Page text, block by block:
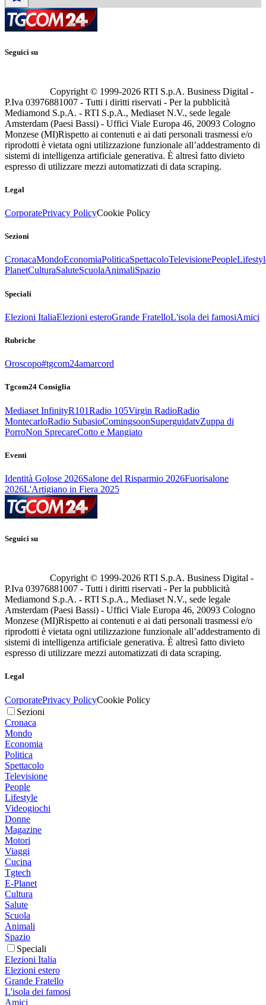
Seguici su
Copyright © 1999-2026 RTI S.p.A. Business Digital -
P.Iva 03976881007 - Tutti i diritti riservati - Per la pubblicità
Mediamond S.p.A. - RTI S.p.A., Mediaset N.V., sede legale
Amsterdam (Paesi Bassi) - Uffici Viale Europa 46, 20093 Cologno
Monzese (MI)Rispetto ai contenuti e ai dati personali trasmessi e/o
riprodotti è vietata ogni utilizzazione funzionale all’addestramento di
sistemi di intelligenza artificiale generativa. È altresì fatto divieto
espresso di utilizzare mezzi automatizzati di data scraping.
Legal
CorporatePrivacy PolicyCookie Policy
Sezioni
CronacaMondoEconomiaPoliticaSpettacoloTelevisionePeople
PlanetCulturaSaluteScuolaAnimaliSpazio
Speciali
Elezioni ItaliaElezioni esteroGrande FratelloL'isola dei famosiAmici
Rubriche
Oroscopo#tgcom24amarcord
Tgcom24 Consiglia
Mediaset InfinityR101Radio 105Virgin RadioRadio
MontecarloRadio SubasioComingsoonSuperguidatvZuppa di
PorroNon SprecareCotto e Mangiato
Eventi
Identità Golose 2026Salone del Risparmio 2026Fuorisalone
2026L'Artigiano in Fiera 2025
Seguici su
Copyright © 1999-2026 RTI S.p.A. Business Digital -
P.Iva 03976881007 - Tutti i diritti riservati - Per la pubblicità
Mediamond S.p.A. - RTI S.p.A., Mediaset N.V., sede legale
Amsterdam (Paesi Bassi) - Uffici Viale Europa 46, 20093 Cologno
Monzese (MI)Rispetto ai contenuti e ai dati personali trasmessi e/o
riprodotti è vietata ogni utilizzazione funzionale all’addestramento di
sistemi di intelligenza artificiale generativa. È altresì fatto divieto
espresso di utilizzare mezzi automatizzati di data scraping.
Legal
CorporatePrivacy PolicyCookie Policy
Sezioni
Cronaca
Mondo
Economia
Politica
Spettacolo
Televisione
People
Lifestyle
Videogiochi
Donne
Magazine
Motori
Viaggi
Cucina
Tgtech
E-Planet
Cultura
Salute
Scuola
Animali
Spazio
Speciali
Elezioni Italia
Elezioni estero
Grande Fratello
L'isola dei famosi
Amici